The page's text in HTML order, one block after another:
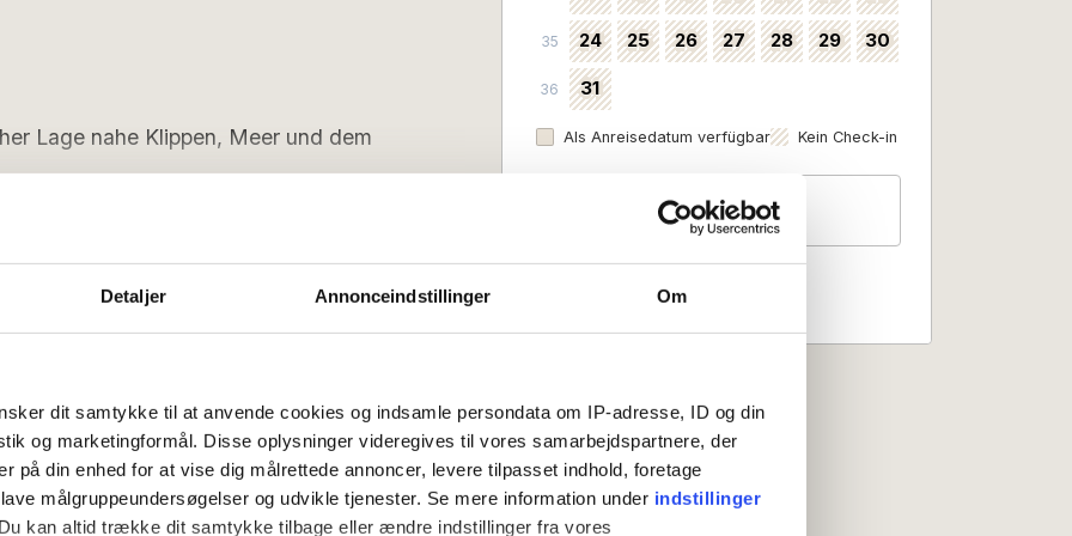
Detaljer Annonceindstillinger Om
dit samtykke til at anvende cookies og indsamle persondata om IP-adresse, ID og din
og marketingformål. Disse oplysninger videregives til vores samarbejdspartnere, der
på din enhed for at vise dig målrettede annoncer, levere tilpasset indhold, foretage
målgruppeundersøgelser og udvikle tjenester. Se mere information under indstillinger
kan altid trække dit samtykke tilbage eller ændre indstillinger fra vores
Lage nahe Klippen, Meer und dem
Møllehuset, das ruhig auf der
und dennoch nur unweit von
entfernt. Ein kleiner Weg in der Nähe
den idyllischen kleinen Hafen
Atmosphäre. Von hier aus sind
zur Räucherei, zu Cafés und kleinen
Sonntag
Anreisetag
(Nebensaison):
Flexibel
16:00 Check-out (spätestens): 10:00
35 24 25 26 27 28 29 30
36 31
Als Anreisedatum verfügbar Kein Check-in